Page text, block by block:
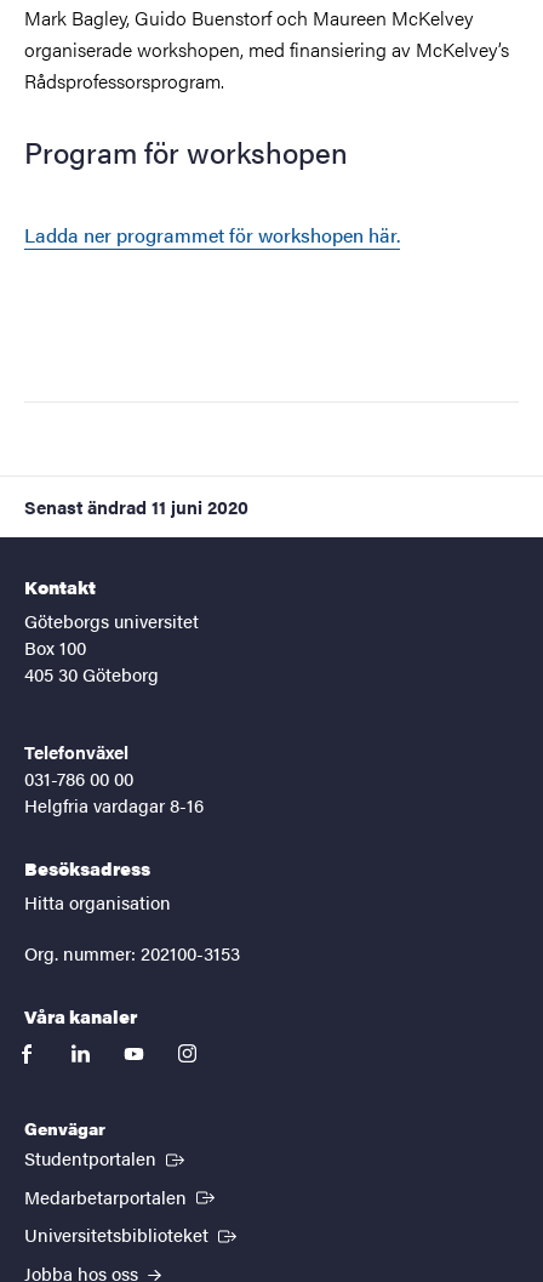
Mark Bagley, Guido Buenstorf och Maureen McKelvey
organiserade workshopen, med finansiering av McKelvey’s
Rådsprofessorsprogram.
Program för workshopen
Ladda ner programmet för workshopen här.
Senast ändrad 11 juni 2020
Kontakt
Göteborgs universitet
Box 100
405 30 Göteborg
Telefonväxel
031-786 00 00
Helgfria vardagar 8-16
Besöksadress
Hitta organisation
Org. nummer: 202100-3153
Våra kanaler
facebooklinkedinyoutubeinstagram
Genvägar
Studentportalen (Extern länk)
Medarbetarportalen (Extern länk)
Universitetsbiblioteket (Extern länk)
Jobba hos oss